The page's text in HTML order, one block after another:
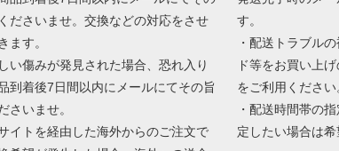
ださいませ。交換などの対応をさせ
ます。
い傷みが発見された場合、恐れ入り
到着後7日間以内にメールにてその旨
さいませ。
イトを経由した海外からのご注文で
す。
・配送トラブル
ド等をお買い上
をご利用ください
・配送時間帯の
定したい場合は希